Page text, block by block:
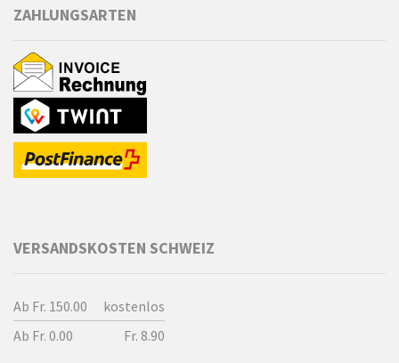
ZAHLUNGSARTEN
VERSANDSKOSTEN SCHWEIZ
Ab Fr. 150.00
kostenlos
Ab Fr. 0.00
Fr. 8.90